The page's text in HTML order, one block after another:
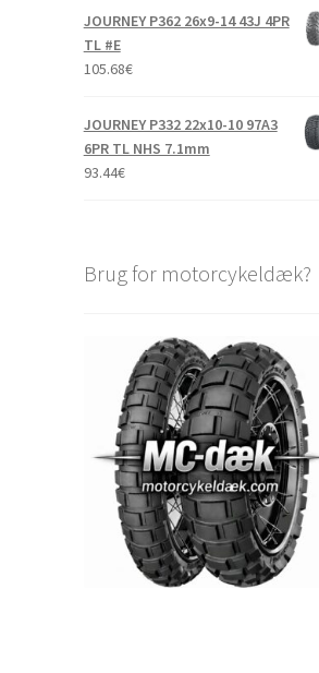
JOURNEY P362 26x9-14 43J 4PR
TL #E
105.68€
JOURNEY P332 22x10-10 97A3
6PR TL NHS 7.1mm
93.44€
Brug for motorcykeldæk?